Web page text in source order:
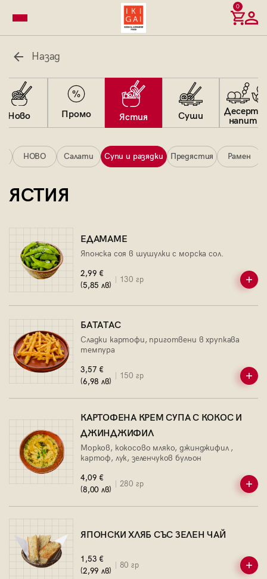
0
Назад
Ново Промо Ястия Суши
Десерти
напитки
НОВО Салати Супи и разядки Предястия Рамен
ЯСТИЯ
ЕДАМАМЕ
Японска соя в шушулки с морска сол.
2,99 €
(5,85 лв)
130 гр
БАТАТАС
Сладки картофи, приготвени в хрупкава
темпура
3,57 €
(6,98 лв)
150 гр
КАРТОФЕНА КРЕМ СУПА С КОКОС И
ДЖИНДЖИФИЛ
Морков, кокосово мляко, джинджифил ,
картоф, лук, зеленчуков бульон
4,09 €
(8,00 лв)
280 гр
ЯПОНСКИ ХЛЯБ СЪС ЗЕЛЕН ЧАЙ
1,53 €
(2,99 лв)
80 гр